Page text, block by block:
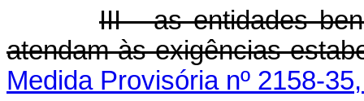
III - as entidades
atendam às exigências
Medida Provisória nº 2158-